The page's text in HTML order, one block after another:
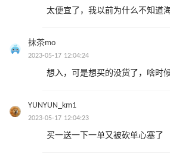
太便宜了，我以前为什么不知道
抹茶mo
2023-05-17 12:04:24
想入，可是想买的没货了，啥时
YUNYUN_km1
2023-05-17 12:04:23
买一送一下一单又被砍单心塞了